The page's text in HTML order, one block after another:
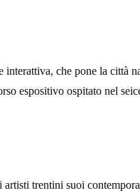
che pone la città
espositivo ospitato nel
trentini suoi